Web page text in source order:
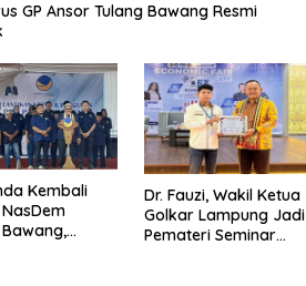
GP Ansor Tulang Bawang Resmi
Kembali
Dr. Fauzi, Wakil Ketua
Golkar Lampung Jadi
Pemateri Seminar